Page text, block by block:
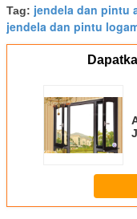
Tag: jendela dan pintu
jendela dan pintu